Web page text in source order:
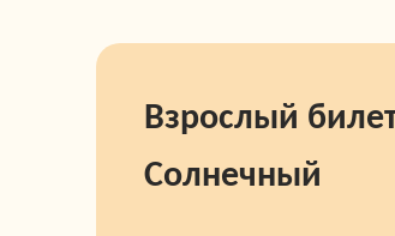
Взрослый
Солнечный